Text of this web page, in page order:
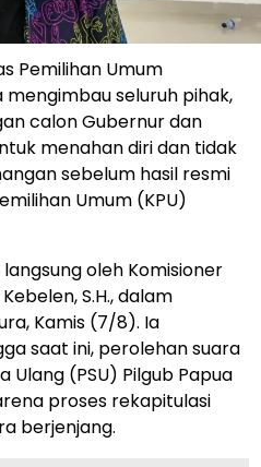
Pemilihan Umum
mengimbau seluruh pihak,
calon Gubernur dan
menahan diri dan tidak
sebelum hasil resmi
Umum (KPU)
oleh Komisioner
S.H., dalam
Kamis (7/8). Ia
saat ini, perolehan suara
Ulang (PSU) Pilgub Papua
proses rekapitulasi
berjenjang.